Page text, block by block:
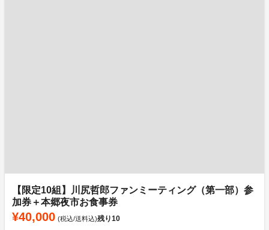
【限定10組】川尻哲郎ファンミーティング（第一部）参
加券＋本郷夜市お食事券
¥40,000 (税込/送料込)残り10